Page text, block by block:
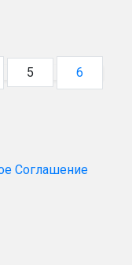
5 6
Соглашение